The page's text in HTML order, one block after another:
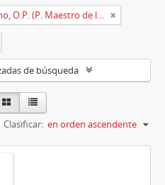
Cloche, Antonino, O.P. (P. Maestro de la O.P.)
de búsqueda
Clasificar: en orden ascendente